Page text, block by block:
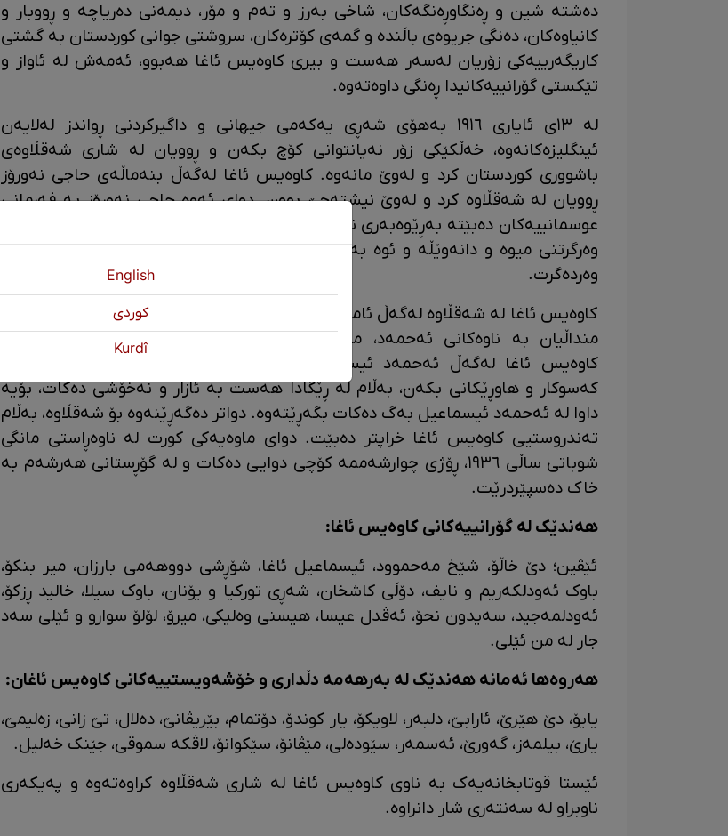
دەشتە شین و ڕەنگاوڕەنگەکان، شاخی بەرز و تەم و مۆر، دیمەنی دەریاچە و ڕووبار و
کانیاوەکان، دەنگی جریوەی باڵندە و گمەی کۆترەکان، سروشتی جوانی کوردستان بە گشتی
کاریگەرییەکی زۆریان لەسەر هەست و بیری کاوەیس ئاغا هەبوو، ئەمەش لە ئاواز و
تێکستی گۆرانییەکانیدا ڕەنگی داوەتەوە.
لە ١٣ی ئایاری ١٩١٦ بەهۆی شەڕی یەکەمی جیهانی و داگیرکردنی ڕواندز لەلایەن
ئینگلیزەکانەوە، خەڵکێکی زۆر نەیانتوانی کۆچ بکەن و ڕوویان لە شاری شەقڵاوەی
باشووری کوردستان کرد و لەوێ مانەوە. کاوەیس ئاغا لەگەڵ بنەماڵەی حاجی نەورۆز
ڕوویان لە شەقڵاوە کرد و لەوێ نیشتەجێ بوون. دوای ئەوە حاجی نەورۆز بە فەرمانی
عوسمانییەکان دەبێتە بەڕێوەبەری ناحیەی شەقڵاوە و کاوەیس ئاغا دەکاتە فەرمانبەری
وەرگرتنی میوە و دانەوێڵە و ئوە بەروبوومانەی عوسمانییەکان لە خەڵکی شەقڵاوەیان
وەردەگرت.
کاوەیس ئاغا لە شەقڵاوە لەگەڵ ئامینە محەممەد شەریف زەماوەند دەکات. پاشان چوار
منداڵیان بە ناوەکانی ئەحمەد، محەممەد، ئەڤدیلە و جەمیل، دەبێت. جارێکیان،
کاوەیس ئاغا لەگەڵ ئەحمەد ئیسماعیل بەگ دەچنە پیرمام بۆ ئەوەی سەردانی
کەسوکار و هاوڕێکانی بکەن، بەڵام لە ڕێگادا هەست بە ئازار و نەخۆشی دەکات، بۆیە
داوا لە ئەحمەد ئیسماعیل بەگ دەکات بگەڕێتەوە. دواتر دەگەڕێنەوە بۆ شەقڵاوە، بەڵام
تەندروستیی کاوەیس ئاغا خراپتر دەبێت. دوای ماوەیەکی کورت لە ناوەڕاستی مانگی
شوباتی ساڵی ١٩٣٦، ڕۆژی چوارشەممە کۆچی دوایی دەکات و لە گۆڕستانی هەرشەم بە
خاک دەسپێردرێت.
هەندێک لە گۆرانییەکانی کاوەیس ئاغا:
ئێڤین؛ دێ خاڵۆ، شێخ مەحموود، ئیسماعیل ئاغا، شۆڕشی دووهەمی بارزان، میر بنکۆ،
باوک ئەودلکەریم و نایف، دۆڵی کاشخان، شەڕی تورکیا و یۆنان، باوک سیلا، خالید ڕزکۆ،
ئەودلمەجید، سەیدون نحۆ، ئەڤدل عیسا، هیسنی وەلیکی، میرۆ، لۆلۆ سوارو و ئێلی سەد
جار لە من ئێلی.
هەروەها ئەمانە هەندێک لە بەرهەمە دڵداری و خۆشەویستییەکانی کاوەیس ئاغان:
یایۆ، دێ هێرێ، ئارابێ، دلبەر، لاویکۆ، یار کوندۆ، دۆتمام، بێریڤانێ، دەلال، تێ زانی، زەلیمێ،
یارێ، بیلمەز، گەورێ، ئەسمەر، سێودەلی، مێڤانۆ، سێکوانۆ، لاڤکە سموقی، جێنک خەلیل.
ئێستا قوتابخانەیەک بە ناوی کاوەیس ئاغا لە شاری شەقڵاوە کراوەتەوە و پەیکەری
ناوبراو لە سەنتەری شار دانراوە.
English
كوردی
Kurdî